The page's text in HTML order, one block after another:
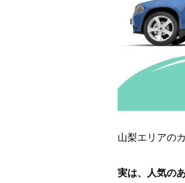
山梨エリアの
実は、人気の